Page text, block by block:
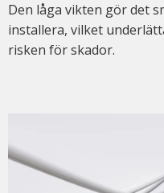
Den låga vikten gör det
installera, vilket
risken för skador.